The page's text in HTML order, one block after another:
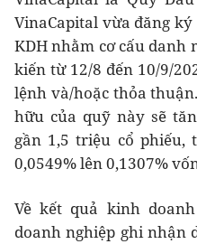
VinaCapital vừa đăng
KDH nhằm cơ cấu danh
kiến từ 12/8 đến 10/9/
lệnh và/hoặc thỏa
hữu của quỹ này sẽ
gần 1,5 triệu cổ
0,0549% lên 0,1307%
Về kết quả kinh
doanh nghiệp ghi nhận